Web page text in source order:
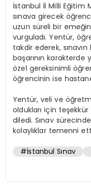
İstanbul İl Milli Eğitim
sınava girecek
uzun süreli bir
vurguladı. Yentür,
takdir ederek,
başarının karakterde
özel gereksinimli
öğrencinin ise
Yentür, veli ve
oldukları için
diledi. Sınav
kolaylıklar temenni
#İstanbul Sınav